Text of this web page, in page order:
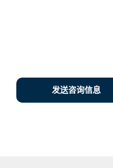
发送咨询信息